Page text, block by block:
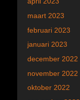
maart 2023
februari 2023
januari 2023
december 2022
november 2022
oktober 2022